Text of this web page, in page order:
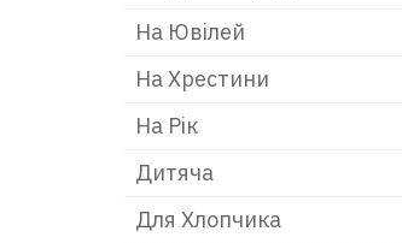
На Ювілей
На Хрестини
На Рік
Дитяча
Для Хлопчика